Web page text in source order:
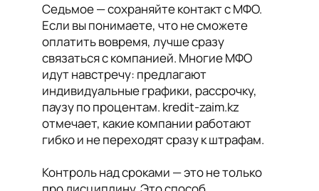
Седьмое — сохраняйте контакт с МФО.
Если вы понимаете, что не сможете
оплатить вовремя, лучше сразу
связаться с компанией. Многие МФО
идут навстречу: предлагают
индивидуальные графики, рассрочку,
паузу по процентам. kredit-zaim.kz
отмечает, какие компании работают
гибко и не переходят сразу к штрафам.
Контроль над сроками — это не только